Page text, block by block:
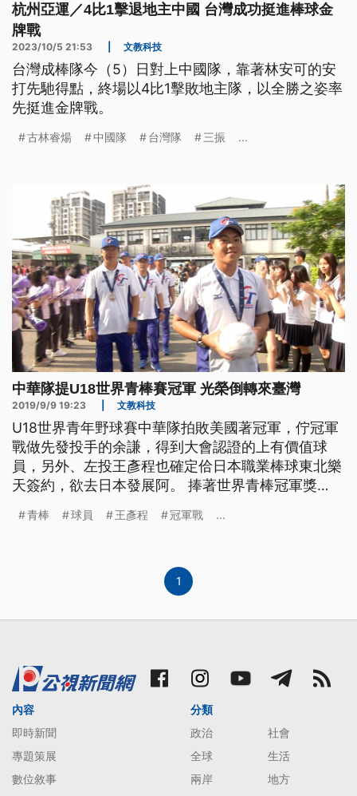
杭州亞運／4比1擊退地主中國 台灣成功挺進棒球金
牌戰
2023/10/5 21:53 文教科技
台灣成棒隊今（5）日對上中國隊，靠著林安可的安
打先馳得點，終場以4比1擊敗地主隊，以全勝之姿率
先挺進金牌戰。
古林睿煬 中國隊 台灣隊 三振 ...
中華隊提U18世界青棒賽冠軍 光榮倒轉來臺灣
2019/9/9 19:23 文教科技
U18世界青年野球賽中華隊拍敗美國著冠軍，佇冠軍
戰做先發投手的余謙，得到大會認證的上有價值球
員，另外、左投王彥程也確定佮日本職業棒球東北樂
天簽約，欲去日本發展阿。 捧著世界青棒冠軍獎
歡迎，球員們個個興奮不已，冠軍戰對上美國，擔任
華青棒隊隊員 余謙== MVP
青棒 球員 王彥程 冠軍戰 ...
1
內容
即時新聞
專題策展
數位敘事
分類
政治
社會
全球
生活
兩岸
地方